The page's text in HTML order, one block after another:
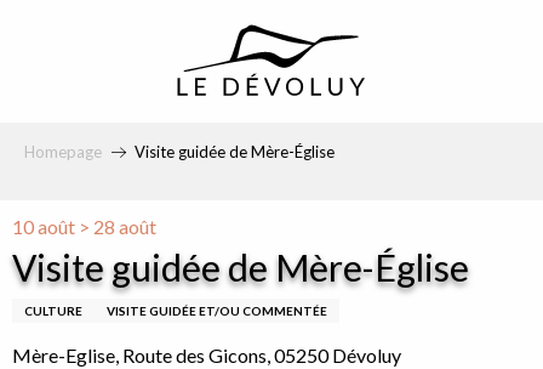
Homepage Visite guidée de Mère-Église
10 août > 28 août
Visite guidée de Mère-Église
CULTURE VISITE GUIDÉE ET/OU COMMENTÉE
Mère-Eglise, Route des Gicons, 05250 Dévoluy